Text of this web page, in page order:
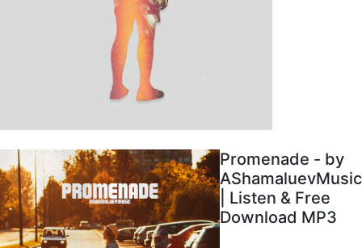
Promenade - by
AShamaluevMusic
| Listen & Free
Download MP3